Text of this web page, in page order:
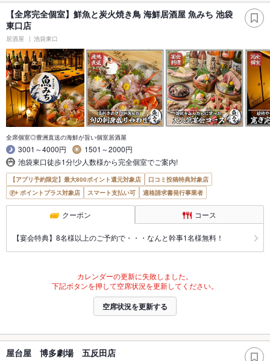
【全席完全個室】鮮魚と炭火焼き鳥 海鮮居酒屋 魚みち 池袋
東口店
居酒屋 池袋東口
全席個室◎豊洲直送の海鮮が旨い個室居酒屋
3001～4000円
1501～2000円
池袋東口徒歩1分!少人数様から完全個室でご案内!
【アプリ予約限定】最大800ポイント還元対象店
口コミ投稿特典対象店
ポイントプラス対象店
スマート支払い可 適格請求書発行事業者
クーポン コース
【宴会特典】8名様以上のご予約で・・・なんと幹事1名様無料！
カレンダーの更新に失敗しました。
下記ボタンを押して空席状況を更新してください。
空席状況を更新する
屋台屋 博多劇場 五反田店